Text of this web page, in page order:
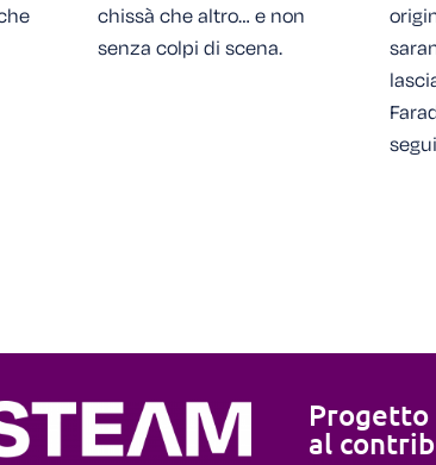
chissà che altro… e non
senza colpi di scena.
Progetto
al